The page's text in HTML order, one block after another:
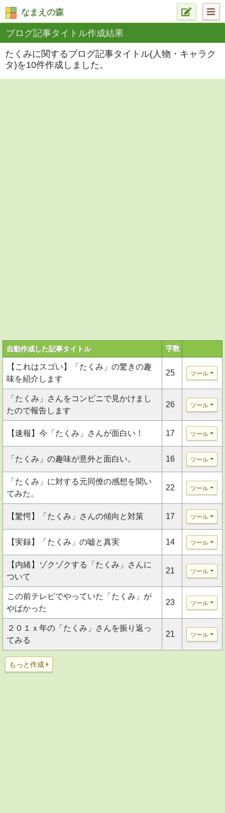
なまえの森
ブログ記事タイトル作成結果
たくみに関するブログ記事タイトル(人物・キャラク
タ)を10件作成しました。
自動作成した記事タイトル 字数
【これはスゴい】「たくみ」の驚きの趣
味を紹介します
25 ツール
「たくみ」さんをコンビニで見かけまし
たので報告します
26 ツール
【速報】今「たくみ」さんが面白い！ 17 ツール
「たくみ」の趣味が意外と面白い。 16 ツール
「たくみ」に対する元同僚の感想を聞い
てみた。
22 ツール
【驚愕】「たくみ」さんの傾向と対策 17 ツール
【実録】「たくみ」の嘘と真実 14 ツール
【内緒】ゾクゾクする「たくみ」さんに
ついて
21 ツール
この前テレビでやっていた「たくみ」が
やばかった
23 ツール
２０１ｘ年の「たくみ」さんを振り返っ
てみる
21 ツール
もっと作成